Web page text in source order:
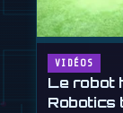
VIDÉOS
Le robot
Robotics